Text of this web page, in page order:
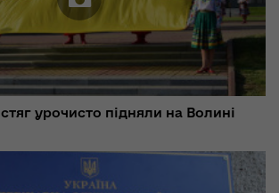
урочисто підняли на Волині